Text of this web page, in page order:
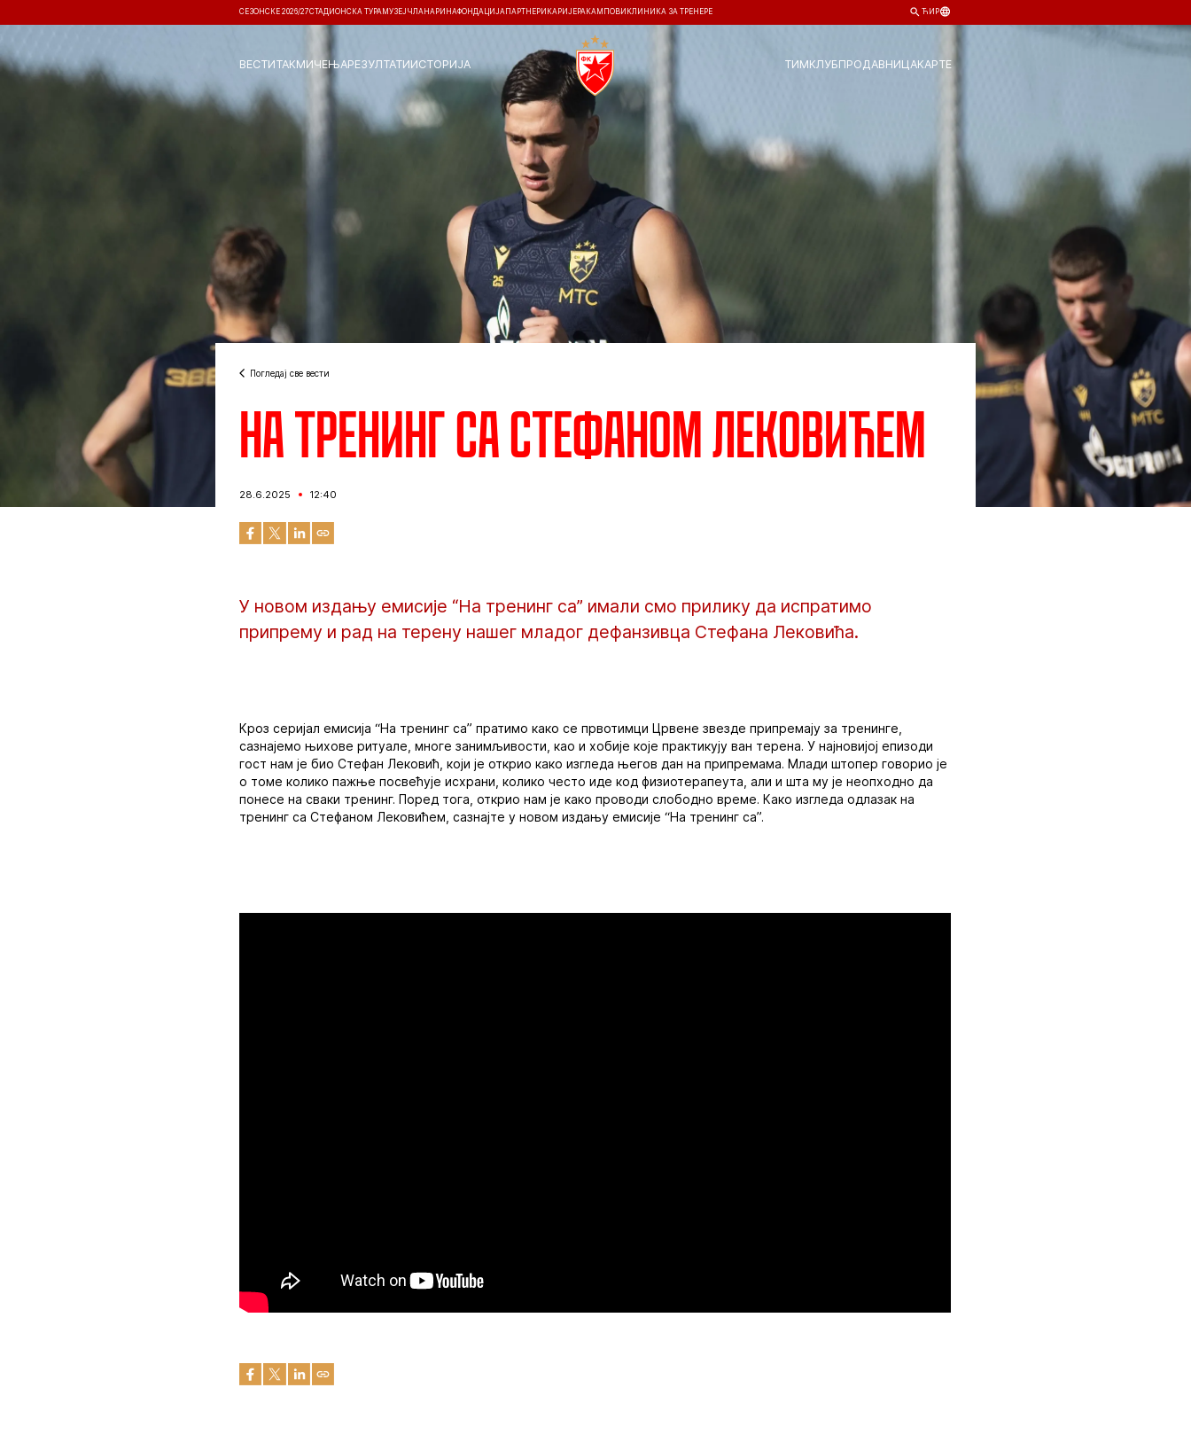
СЕЗОНСКЕ 2026/27СТАДИОНСКА ТУРА МУЗЕЈ ЧЛАНАРИНАФОНДАЦИЈА ПАРТНЕРИ КАРИЈЕРА КАМПОВИ КЛИНИКА ЗА ТРЕНЕРЕ ЋИР
ВЕСТИТАКМИЧЕЊАРЕЗУЛТАТИИСТОРИЈА ТИМКЛУБПРОДАВНИЦАКАРТЕ
Погледај све вести
На тренинг са Стефаном Лековићем
28.6.2025 12:40
У новом издању емисије “На тренинг са” имали смо прилику да испратимо
припрему и рад на терену нашег младог дефанзивца Стефана Лековића.
Кроз серијал емисија “На тренинг са” пратимо како се првотимци Црвене звезде припремају за тренинге,
сазнајемо њихове ритуале, многе занимљивости, као и хобије које практикују ван терена. У најновијој епизоди
гост нам је био Стефан Лековић, који је открио како изгледа његов дан на припремама. Млади штопер говорио је
о томе колико пажње посвећује исхрани, колико често иде код физиотерапеута, али и шта му је неопходно да
понесе на сваки тренинг. Поред тога, открио нам је како проводи слободно време. Како изгледа одлазак на
тренинг са Стефаном Лековићем, сазнајте у новом издању емисије “На тренинг са”.